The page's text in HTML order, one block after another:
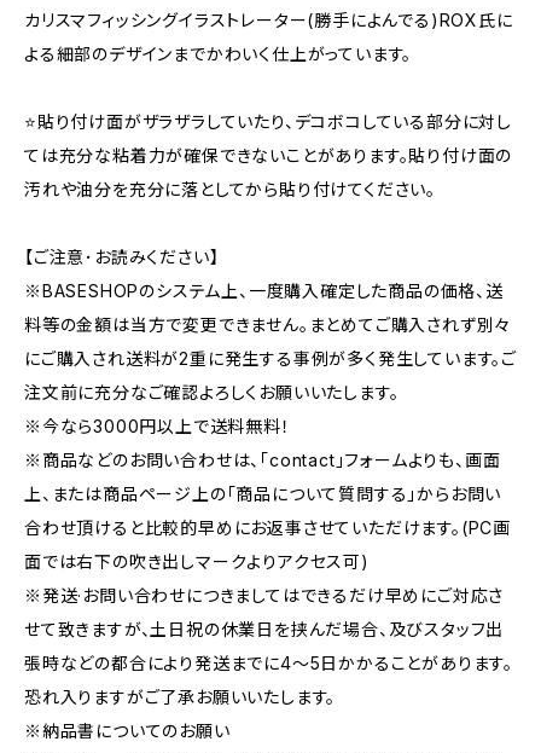
カリスマフィッシングイラストレーター(勝手によんでる)ROX氏に
よる細部のデザインまでかわいく仕上がっています。
⭐️貼り付け面がザラザラしていたり、デコボコしている部分に対し
ては充分な粘着力が確保できないことがあります。貼り付け面の
汚れや油分を充分に落としてから貼り付けてください。
【ご注意･お読みください】
※BASESHOPのシステム上、一度購入確定した商品の価格、送
料等の金額は当方で変更できません。まとめてご購入されず別々
にご購入され送料が2重に発生する事例が多く発生しています。ご
注文前に充分なご確認よろしくお願いいたします。
※今なら3000円以上で送料無料！
※商品などのお問い合わせは、｢contact｣フォームよりも、画面
上、または商品ページ上の｢商品について質問する｣からお問い
合わせ頂けると比較的早めにお返事させていただけます。(PC画
面では右下の吹き出しマークよりアクセス可)
※発送·お問い合わせにつきましてはできるだけ早めにご対応さ
せて致きますが、土日祝の休業日を挟んだ場合、及びスタッフ出
張時などの都合により発送までに4～5日かかることがあります。
恐れ入りますがご了承お願いいたします。
※納品書についてのお願い